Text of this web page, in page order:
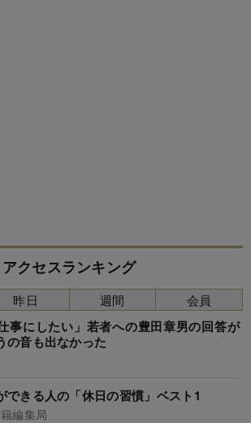
アクセスランキング
事にしたい」若者への豊田章男の回答が
の音も出なかった
できる人の「休日の習慣」ベスト1
編集局
昨日 週間 会員